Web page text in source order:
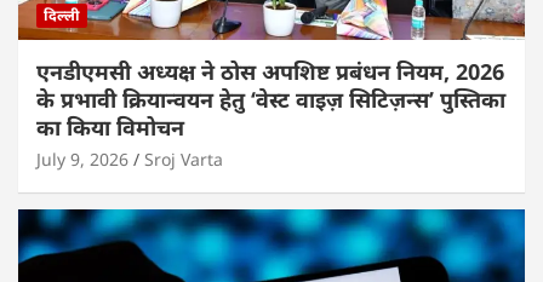
दिल्ली
एनडीएमसी अध्यक्ष ने ठोस अपशिष्ट प्रबंधन नियम, 2026
के प्रभावी क्रियान्वयन हेतु ‘वेस्ट वाइज़ सिटिज़न्स’ पुस्तिका
का किया विमोचन
July 9, 2026 Sroj Varta